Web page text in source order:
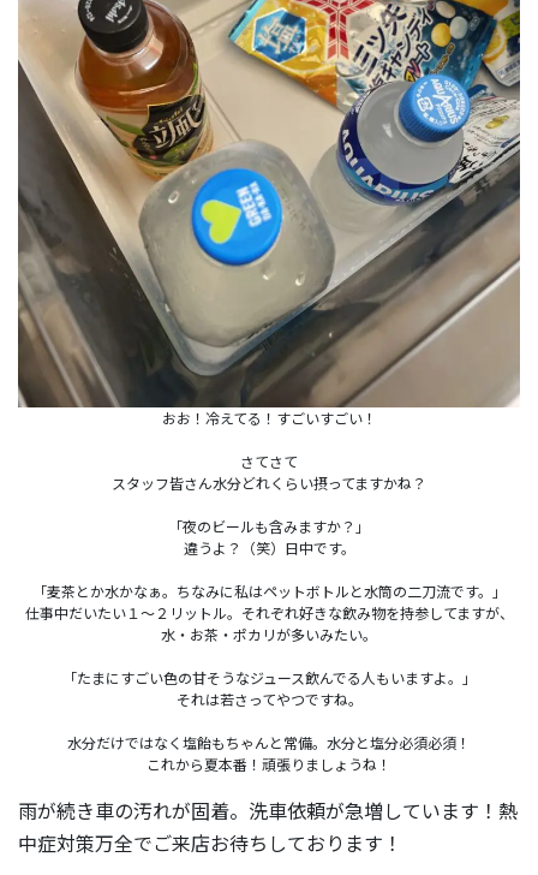
おお！冷えてる！すごいすごい！
さてさて
スタッフ皆さん水分どれくらい摂ってますかね？
「夜のビールも含みますか？」
違うよ？（笑）日中です。
「麦茶とか水かなぁ。ちなみに私はペットボトルと水筒の二刀流です。」
仕事中だいたい１〜２リットル。それぞれ好きな飲み物を持参してますが、
水・お茶・ポカリが多いみたい。
「たまにすごい色の甘そうなジュース飲んでる人もいますよ。」
それは若さってやつですね。
水分だけではなく塩飴もちゃんと常備。水分と塩分必須必須！
これから夏本番！頑張りましょうね！
雨が続き車の汚れが固着。洗車依頼が急増しています！熱
中症対策万全でご来店お待ちしております！